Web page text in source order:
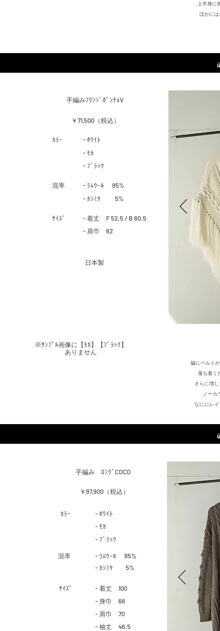
上半身に
ほかには
​手編みﾌﾘﾝｼﾞﾎﾟﾝﾁｮV
￥71,500（税込）
​ｶﾗｰ
- ﾎﾜｲﾄ
- ﾓｶ
- ﾌﾞﾗｯｸ
​混率
- ﾗﾑｳｰﾙ 95%
- ｶｼﾐﾔ 5%
​ｻｲｽﾞ
- 着丈 F 52.5 / B 60.5
- 肩巾 62
​日本製
​※ｻﾝﾌﾟﾙ画像に【ﾓｶ】【ﾌﾞﾗｯｸ】
ありません
脇にベルト
落ち着く
さらに増
ノーカ
なににレ
​手編み ﾛﾝｸﾞCDCO
￥97,900（税込）
​ｶﾗｰ
- ﾎﾜｲﾄ
- ﾓｶ
- ﾌﾞﾗｯｸ
​混率
- ﾗﾑｳｰﾙ 95%
- ｶｼﾐﾔ 5%
​ｻｲｽﾞ
- 着丈 100
- 身巾 66
- 肩巾 70
- 袖丈 46.5